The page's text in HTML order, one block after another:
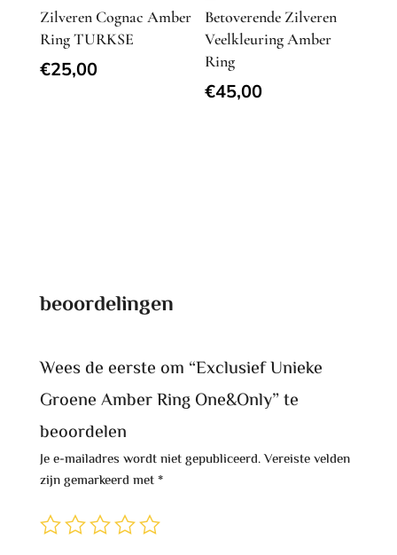
Zilveren Cognac Amber
Ring TURKSE
€25,00
Betoverende Zilveren
Veelkleuring Amber
Ring
€45,00
beoordelingen
Wees de eerste om “Exclusief Unieke
Groene Amber Ring One&Only” te
beoordelen
Je e-mailadres wordt niet gepubliceerd.Vereiste velden
zijn gemarkeerd met*